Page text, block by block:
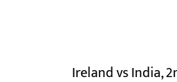
Ireland vs India,